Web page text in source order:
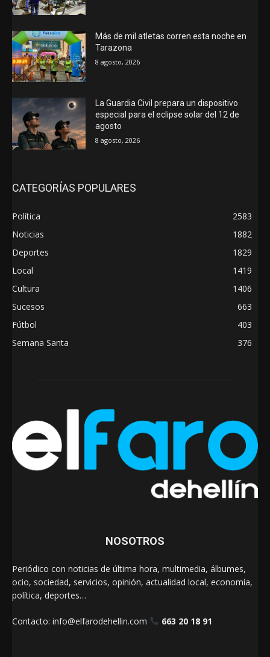
Más de mil atletas corren esta noche en
Tarazona
8 agosto, 2026
La Guardia Civil prepara un dispositivo
especial para el eclipse solar del 12 de
agosto
8 agosto, 2026
CATEGORÍAS POPULARES
Política
2583
Noticias
1882
Deportes
1829
Local
1419
Cultura
1406
Sucesos
663
Fútbol
403
Semana Santa
376
NOSOTROS
Periódico con noticias de última hora, multimedia, álbumes,
ocio, sociedad, servicios, opinión, actualidad local, economía,
política, deportes…
Contacto: info@elfarodehellin.com 663 20 18 91